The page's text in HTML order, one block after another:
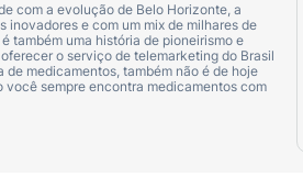
com a evolução de Belo Horizonte, a
e com um mix de milhares de
também uma história de pioneirismo e
o serviço de telemarketing do Brasil
medicamentos, também não é de hoje
você sempre encontra medicamentos com